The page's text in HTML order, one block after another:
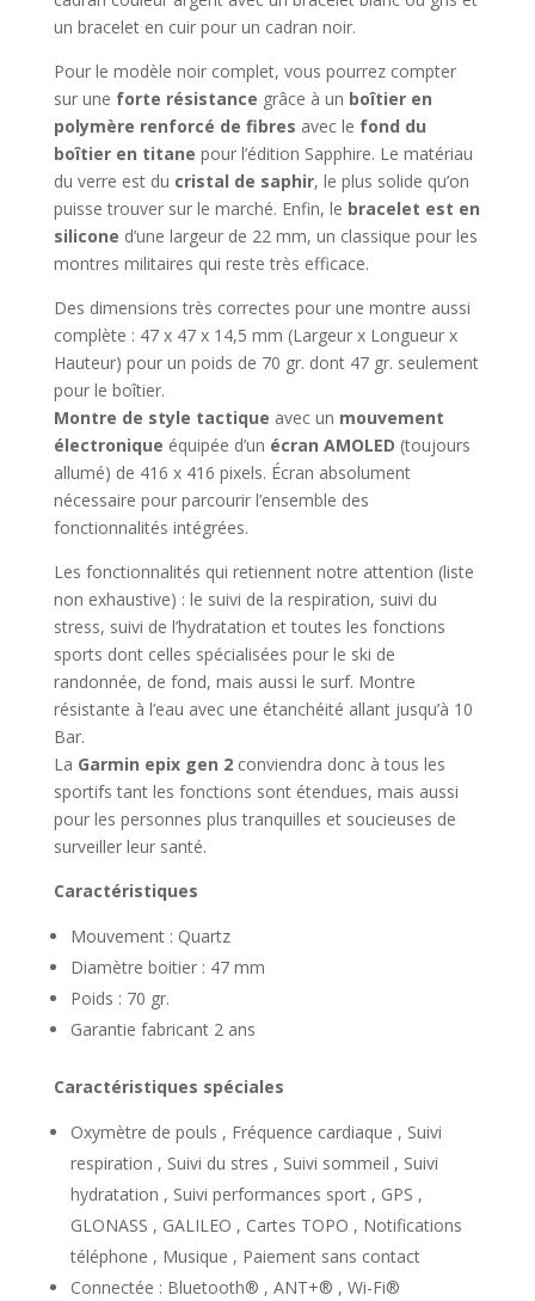
un bracelet en cuir pour un cadran noir.
Pour le modèle noir complet, vous pourrez compter
sur une forte résistance grâce à un boîtier en
polymère renforcé de fibres avec le fond du
boîtier en titane pour l’édition Sapphire. Le matériau
du verre est du cristal de saphir, le plus solide qu’on
puisse trouver sur le marché. Enfin, le bracelet est en
silicone d’une largeur de 22 mm, un classique pour les
montres militaires qui reste très efficace.
Des dimensions très correctes pour une montre aussi
complète : 47 x 47 x 14,5 mm (Largeur x Longueur x
Hauteur) pour un poids de 70 gr. dont 47 gr. seulement
pour le boîtier.
Montre de style tactique avec un mouvement
électronique équipée d’un écran AMOLED (toujours
allumé) de 416 x 416 pixels. Écran absolument
nécessaire pour parcourir l’ensemble des
fonctionnalités intégrées.
Les fonctionnalités qui retiennent notre attention (liste
non exhaustive) : le suivi de la respiration, suivi du
stress, suivi de l’hydratation et toutes les fonctions
sports dont celles spécialisées pour le ski de
randonnée, de fond, mais aussi le surf. Montre
résistante à l’eau avec une étanchéité allant jusqu’à 10
Bar.
La Garmin epix gen 2conviendra donc à tous les
sportifs tant les fonctions sont étendues, mais aussi
pour les personnes plus tranquilles et soucieuses de
surveiller leur santé.
Caractéristiques
Mouvement : Quartz
Diamètre boitier : 47 mm
Poids : 70 gr.
Garantie fabricant 2 ans
Caractéristiques spéciales
Oxymètre de pouls , Fréquence cardiaque , Suivi
respiration , Suivi du stres , Suivi sommeil , Suivi
hydratation , Suivi performances sport , GPS ,
GLONASS , GALILEO , Cartes TOPO , Notifications
téléphone , Musique , Paiement sans contact
Connectée : Bluetooth® , ANT+® , Wi-Fi®